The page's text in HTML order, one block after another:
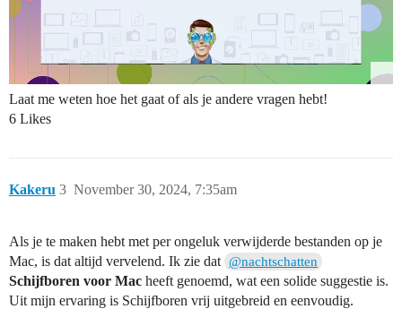
Laat me weten hoe het gaat of als je andere vragen hebt!
6 Likes
Kakeru November 30, 2024, 7:35am
3
Als je te maken hebt met per ongeluk verwijderde bestanden op je
Mac, is dat altijd vervelend. Ik zie dat @nachtschatten
Schijfboren voor Mac heeft genoemd, wat een solide suggestie is.
Uit mijn ervaring is Schijfboren vrij uitgebreid en eenvoudig.